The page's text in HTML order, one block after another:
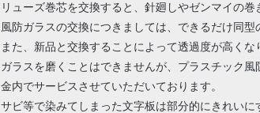
リューズ巻芯を交換すると、針廻しやゼンマイの
風防ガラスの交換につきましては、できるだけ同
また、新品と交換することによって透過度が高く
ガラスを磨くことはできませんが、プラスチック
金内でサービスさせていただいております。
サビ等で染みてしまった文字板は部分的にきれい